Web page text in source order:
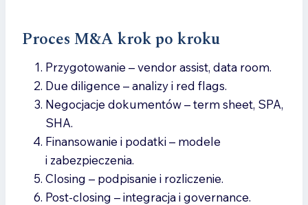
Zainwestuj w Synergię Prawa
i Finansów – Skontaktuj się
z Nami!
Zachęcamy do bezpłatnej konsultacji,
podczas której omówimy indywidualne
potrzeby Twojej firmy. Z Kancelarią
Destrier zyskasz partnera, który zatroszczy
się zarówno o aspekty prawne, jak
i finansowe Twojej działalności.
Proces M&A krok po kroku
Przygotowanie – vendor assist, data room.
Due diligence – analizy i red flags.
Negocjacje dokumentów – term sheet, SPA,
SHA.
Finansowanie i podatki – modele
i zabezpieczenia.
Closing – podpisanie i rozliczenie.
Post-closing – integracja i governance.